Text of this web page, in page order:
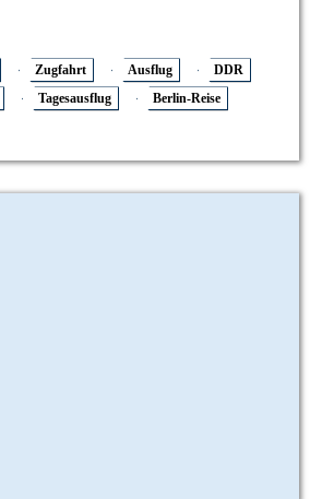
Zugfahrt Ausflug
DDR
Tagesausflug
Berlin-Reise